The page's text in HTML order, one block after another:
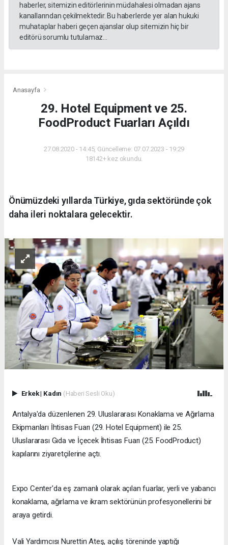
haberler, sitemizin editörlerinin müdahalesi olmadan ajans
kanallarından çekilmektedir. Bu haberlerde yer alan hukuki
muhataplar haberi geçen ajanslar olup sitemizin hiç bir
editörü sorumlu tutulamaz...
Anasayfa
29. Hotel Equipment ve 25.
FoodProduct Fuarları Açıldı
27.08.2020 - 14:45, Güncelleme: 07.07.2023 - 19:29
18142+ kez okundu.
Önümüzdeki yıllarda Türkiye, gıda sektöründe çok
daha ileri noktalara gelecektir.
Erkek| Kadın (Haberi Sesli Oku)
​Antalya'da düzenlenen 29. Uluslararası Konaklama ve Ağırlama
Ekipmanları İhtisas Fuarı (29. Hotel Equipment) ile 25.
Uluslararası Gıda ve İçecek İhtisas Fuarı (25. FoodProduct)
kapılarını ziyaretçilerine açtı.
Expo Center'da eş zamanlı olarak açılan fuarlar, yerli ve yabancı
konaklama, ağırlama ve ikram sektörünün profesyonellerini bir
araya getirdi.
Vali Yardımcısı Nurettin Ateş, açılış töreninde yaptığı